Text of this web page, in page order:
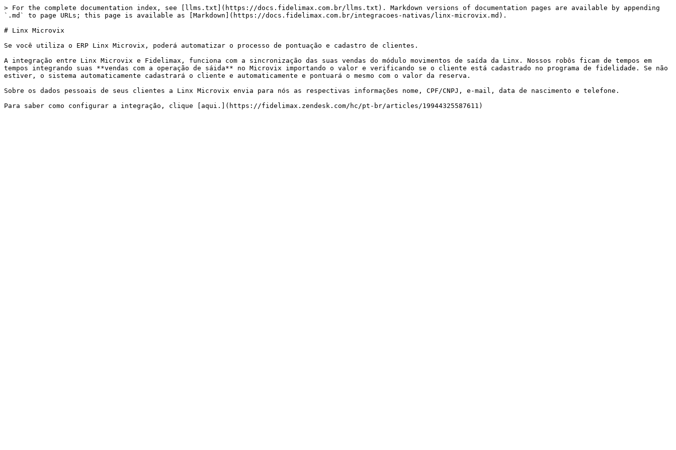
> For the complete documentation index, see [llms.txt](https://docs.fidelimax.com.br/llms.txt). Markdown versions of documentation pages are available by appending
`.md` to page URLs; this page is available as [Markdown](https://docs.fidelimax.com.br/integracoes-nativas/linx-microvix.md).
# Linx Microvix
Se você utiliza o ERP Linx Microvix, poderá automatizar o processo de pontuação e cadastro de clientes.
A integração entre Linx Microvix e Fidelimax, funciona com a sincronização das suas vendas do módulo movimentos de saída da Linx. Nossos robôs ficam de tempos em
tempos integrando suas **vendas com a operação de sáida** no Microvix importando o valor e verificando se o cliente está cadastrado no programa de fidelidade. Se não
estiver, o sistema automaticamente cadastrará o cliente e automaticamente e pontuará o mesmo com o valor da reserva.
Sobre os dados pessoais de seus clientes a Linx Microvix envia para nós as respectivas informações nome, CPF/CNPJ, e-mail, data de nascimento e telefone.